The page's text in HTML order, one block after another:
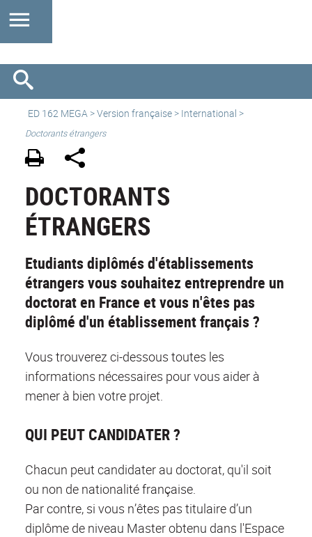
ED 162 MEGA >Version française > International >
Doctorants étrangers
DOCTORANTS
ÉTRANGERS
Etudiants diplômés d'établissements
étrangers vous souhaitez entreprendre un
doctorat en France et vous n'êtes pas
diplômé d'un établissement français ?
Vous trouverez ci-dessous toutes les
informations nécessaires pour vous aider à
mener à bien votre projet.
QUI PEUT CANDIDATER ?
Chacun peut candidater au doctorat, qu'il soit
ou non de nationalité française.
Par contre, si vous n’êtes pas titulaire d’un
diplôme de niveau Master obtenu dans l'Espace